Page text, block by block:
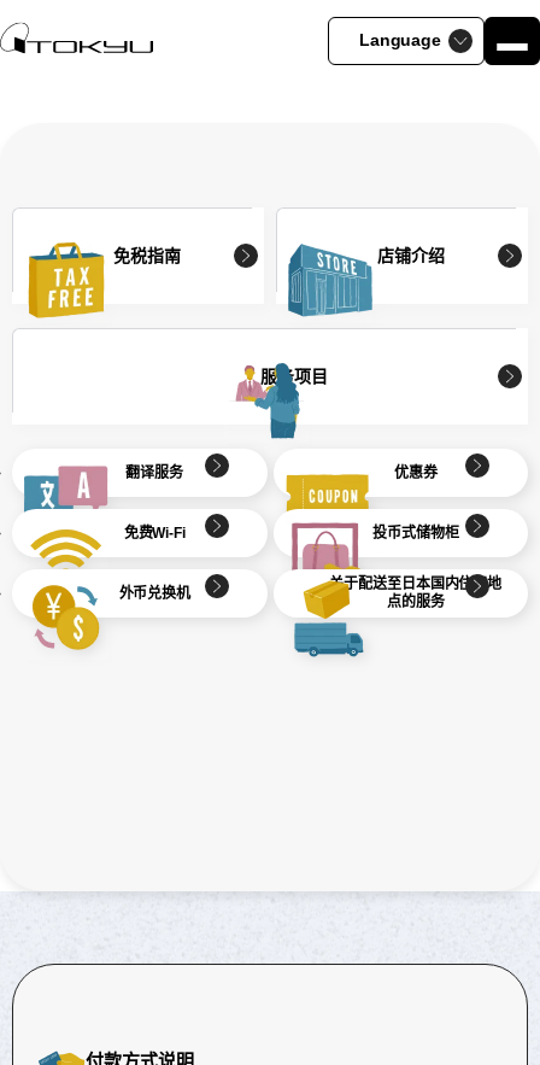
Language
繁體中文
한국어
常见问题
优惠券 外币兑换机
免费Wi-Fi
关于配送至日本国内住宿
地点的服务
Dress Table by ShinQs Beauty palette
Tokyu Foodshow EDGE
免税指南 店铺介绍
服务项目
翻译服务 优惠券
免费Wi-Fi 投币式储物柜
外币兑换机
关于配送至日本国内住宿地
点的服务
付款方式说明